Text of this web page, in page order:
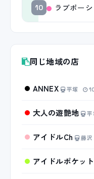
10 ラブポー
同じ地域の店
ANNEX 平塚
大人の遊艶地
アイドルCh 藤
アイドルポケッ